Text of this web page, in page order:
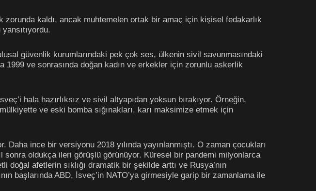
zorunda kaldı, ancak muhtemelen ortak bir amaç için kişisel fedakarlık
güvenlik kurumlarındaki pek çok ses, ülkenin sivil savunmasındaki
ve sonrasında doğan kadın ve erkekler için zorunlu askerlik
hala hazırlıksız ve sivil altyapıdan yoksun bırakıyor. Örneğin,
ve eski bomba sığınakları, karı maksimize etmek için
ince bir versiyonu 2018 yılında yayınlanmıştı. O zaman çocukları
oldukça ileri görüşlü görünüyor. Küresel bir pandemi milyonlarca
afetlerin sıklığı dramatik bir şekilde arttı ve Rusya’nın
başlarında ABD, İsveç’in NATO’ya girmesiyle garip bir zamanlama ile